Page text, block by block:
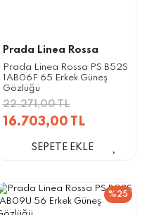
Prada Linea Rossa
Prada Linea Rossa PS B52S
1AB06F 65 Erkek Güneş
Gözlüğü
22.271,00 TL
16.703,00 TL
SEPETE EKLE
%25